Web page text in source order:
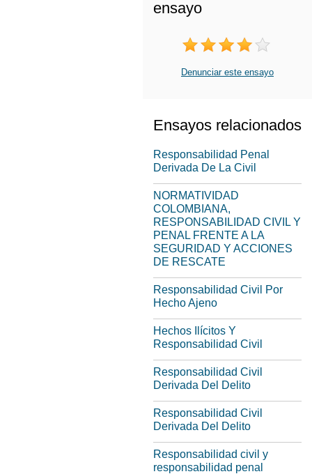
ensayo
Denunciar este ensayo
Ensayos relacionados
Responsabilidad Penal
Derivada De La Civil
NORMATIVIDAD
COLOMBIANA,
RESPONSABILIDAD CIVIL Y
PENAL FRENTE A LA
SEGURIDAD Y ACCIONES
DE RESCATE
Responsabilidad Civil Por
Hecho Ajeno
Hechos Ilícitos Y
Responsabilidad Civil
Responsabilidad Civil
Derivada Del Delito
Responsabilidad Civil
Derivada Del Delito
Responsabilidad civil y
responsabilidad penal